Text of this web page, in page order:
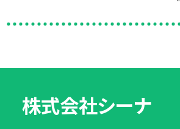
株式会社シーナ